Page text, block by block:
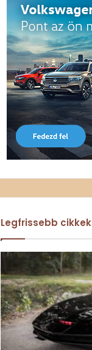
Legfrissebb cikkek